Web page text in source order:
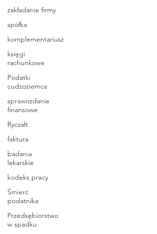
zakładanie firmy
spółka
komplementariusz
księgi
rachunkowe
Podatki
cudzoziemca
sprawozdanie
finansowe
Ryczałt
faktura
badania
lekarskie
kodeks pracy
Śmierć
podatnika
Przedsębiorstwo
w spadku